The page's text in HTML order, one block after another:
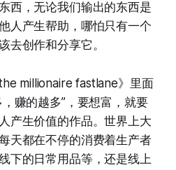
西，无论我们输出的东西是
人产生帮助，哪怕只有一个
去创作和分享它。
millionaire fastlane》里面
赚的越多”，要想富，就要
产生价值的作品。世界上大
天都在不停的消费着生产者
下的日常用品等，还是线上